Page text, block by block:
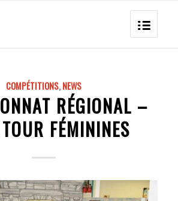
COMPÉTITIONS,NEWS
RÉGIONAL –
FÉMININES